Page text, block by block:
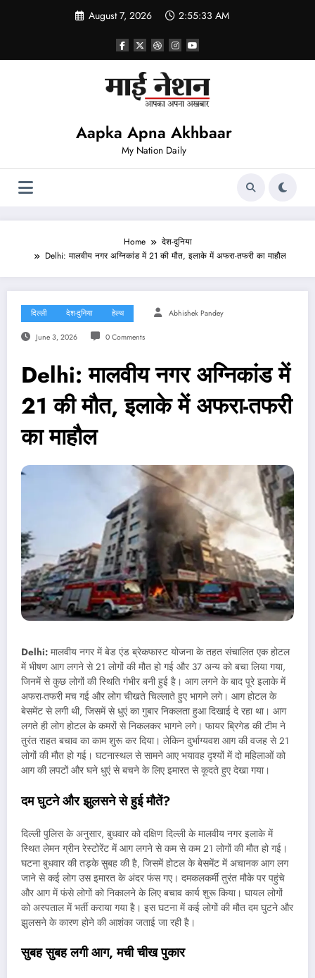
August 7, 2026 2:55:33 AM
Aapka Apna Akhbaar
My Nation Daily
Home
देश-दुनिया
Delhi: मालवीय नगर अग्निकांड में 21 की मौत, इलाके में अफरा-तफरी का माहौल
दिल्ली देश-दुनिया हेल्थ Abhishek Pandey
June 3, 2026 0 Comments
Delhi: मालवीय नगर अग्निकांड में
21 की मौत, इलाके में अफरा-तफरी
का माहौल
Delhi: मालवीय नगर में बेड एंड ब्रेकफास्ट योजना के तहत संचालित एक होटल
में भीषण आग लगने से 21 लोगों की मौत हो गई और 37 अन्य को बचा लिया गया,
जिनमें से कुछ लोगों की स्थिति गंभीर बनी हुई है। आग लगने के बाद पूरे इलाके में
अफरा-तफरी मच गई और लोग चीखते चिल्लाते हुए भागने लगे। आग होटल के
बेसमेंट से लगी थी, जिसमें से धुएं का गुबार निकलता हुआ दिखाई दे रहा था। आग
लगते ही लोग होटल के कमरों से निकलकर भागने लगे। फायर ब्रिगेड की टीम ने
तुरंत राहत बचाव का काम शुरू कर दिया। लेकिन दुर्भाग्यवश आग की वजह से 21
लोगों की मौत हो गई। घटनास्थल से सामने आए भयावह दृश्यों में दो महिलाओं को
आग की लपटों और घने धुएं से बचने के लिए इमारत से कूदते हुए देखा गया।
दमघुटनेऔरझुलसनेसेहुईमौतें?
दिल्ली पुलिस के अनुसार, बुधवार को दक्षिण दिल्ली के मालवीय नगर इलाके में
स्थित लेमन ग्रीन रेस्टोरेंट में आग लगने से कम से कम 21 लोगों की मौत हो गई।
घटना बुधवार की तड़के सुबह की है, जिसमें होटल के बेसमेंट में अचानक आग लग
जाने से कई लोग उस इमारत के अंदर फंस गए। दमकलकर्मी तुरंत मौके पर पहुंचे
और आग में फंसे लोगों को निकालने के लिए बचाव कार्य शुरू किया। घायल लोगों
को अस्पताल में भर्ती कराया गया है। इस घटना में कई लोगों की मौत दम घुटने और
झुलसने के कारण होने की आशंका जताई जा रही है।
सुबहसुबहलगीआग,मचीचीखपुकार